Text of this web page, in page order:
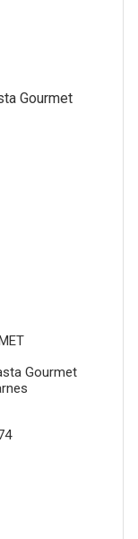
Gourmet
Gourmet